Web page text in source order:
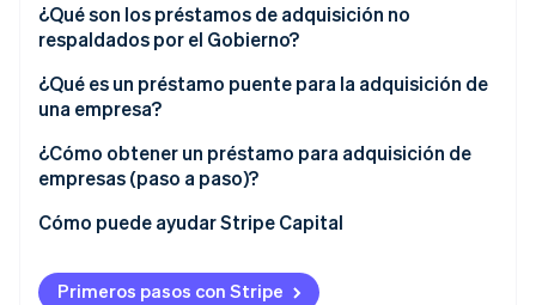
¿Qué son los préstamos de adquisición no
respaldados por el Gobierno?
¿Qué es un préstamo puente para la adquisición de
una empresa?
¿Cómo obtener un préstamo para adquisición de
empresas (paso a paso)?
Cómo puede ayudar Stripe Capital
Primeros pasos con Stripe